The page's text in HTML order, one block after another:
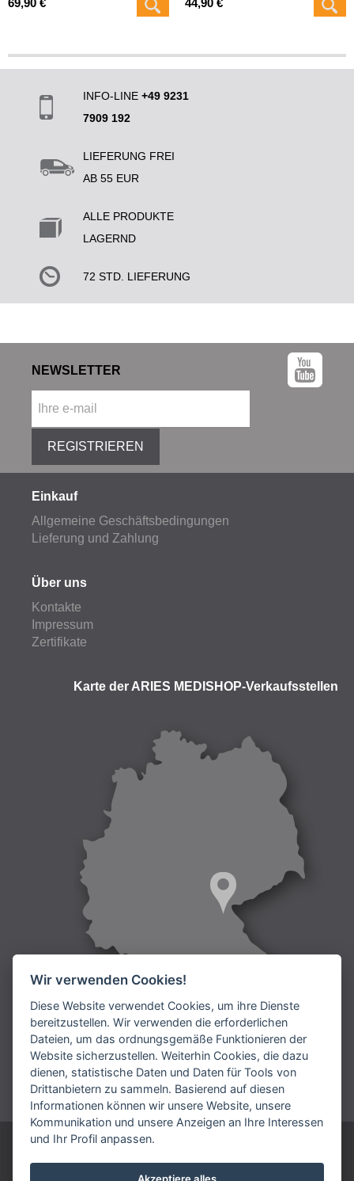
INFO-LINE +49 9231
7909 192
LIEFERUNG FREI
AB 55 EUR
ALLE PRODUKTE
LAGERND
72 STD. LIEFERUNG
NEWSLETTER
REGISTRIEREN
Einkauf
Allgemeine Geschäftsbedingungen
Lieferung und Zahlung
Über uns
Kontakte
Impressum
Zertifikate
Karte der ARIES MEDISHOP-Verkaufsstellen
Lieferung:
Bezahlung:
ARIES DEUTSCHLAND GmbH
Telefonnummmer: +49 9231 7909 192
Wir verwenden Cookies!
Diese Website verwendet Cookies, um ihre Dienste
bereitzustellen. Wir verwenden die erforderlichen
Dateien, um das ordnungsgemäße Funktionieren der
Website sicherzustellen. Weiterhin Cookies, die dazu
dienen, statistische Daten und Daten für Tools von
Drittanbietern zu sammeln. Basierend auf diesen
Informationen können wir unsere Website, unsere
Kommunikation und unsere Anzeigen an Ihre Interessen
und Ihr Profil anpassen.